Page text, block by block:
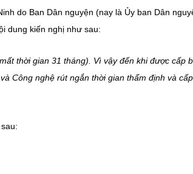
do Ban Dân nguyện (nay là Ủy ban Dân
dung kiến nghị như sau:
thời gian 31 tháng). Vì vậy đến khi được cấp
Công nghệ rút ngắn thời gian thẩm định và